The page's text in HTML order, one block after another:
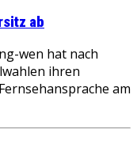
ab
wen hat nach
ihren
am